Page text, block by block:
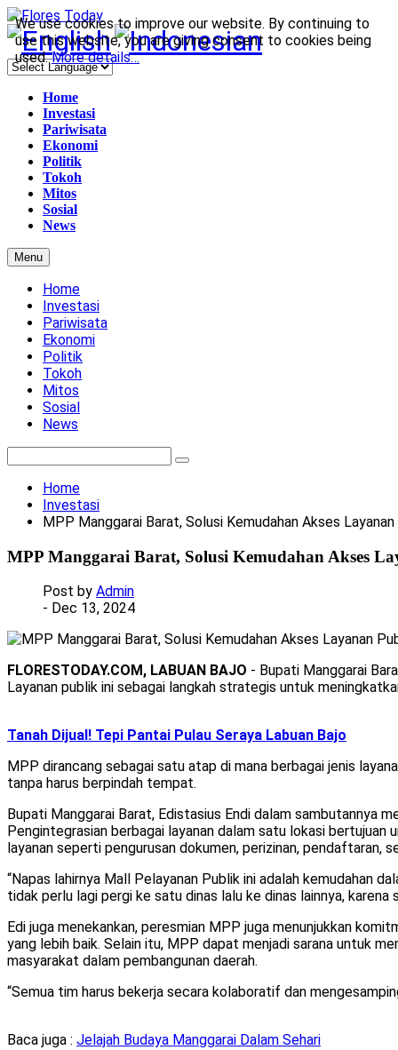
Home
Investasi
Pariwisata
Ekonomi
Politik
Tokoh
Mitos
Sosial
News
Menu
Home
Investasi
Pariwisata
Ekonomi
Politik
Tokoh
Mitos
Sosial
News
Home
Investasi
MPP Manggarai Barat, Solusi Kemudahan Akses
MPP Manggarai Barat, Solusi Kemudahan Akses
Post by Admin
- Dec 13, 2024
FLORESTODAY.COM, LABUAN BAJO - Bupati Manggarai
Layanan publik ini sebagai langkah strategis untuk
Tanah Dijual! Tepi Pantai Pulau Seraya Labuan Bajo
MPP dirancang sebagai satu atap di mana berbagai jenis
tanpa harus berpindah tempat.
Bupati Manggarai Barat, Edistasius Endi dalam sambutannya
Pengintegrasian berbagai layanan dalam satu lokasi
layanan seperti pengurusan dokumen, perizinan, pendaftaran,
“Napas lahirnya Mall Pelayanan Publik ini adalah kemudahan
tidak perlu lagi pergi ke satu dinas lalu ke dinas lainnya,
Edi juga menekankan, peresmian MPP juga menunjukkan
yang lebih baik. Selain itu, MPP dapat menjadi sarana untuk
masyarakat dalam pembangunan daerah.
“Semua tim harus bekerja secara kolaboratif dan
Baca juga : Jelajah Budaya Manggarai Dalam Sehari
We use cookies to improve our website. By continuing to
use this website, you are giving consent to cookies being
used.More details…